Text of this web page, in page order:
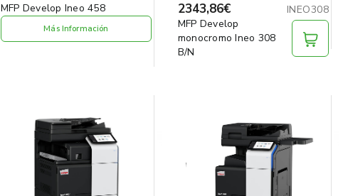
MFP Develop Ineo 458
Más Información
2343,86€
INEO308
MFP Develop
monocromo Ineo 308
B/N